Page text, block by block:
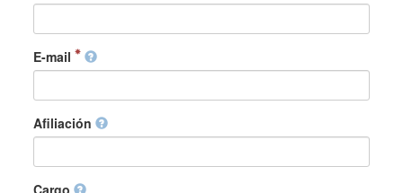
E-mail
Afiliación
Cargo